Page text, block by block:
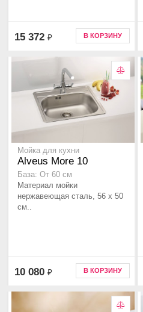
15 372 ₽ В КОРЗИНУ
Мойка для кухни
Alveus More 10
База: От 60 см
Материал мойки
нержавеющая сталь, 56 x 50
см..
10 080 ₽ В КОРЗИНУ